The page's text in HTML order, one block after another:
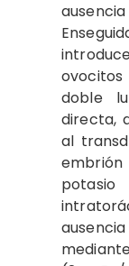
ovocitos
doble
directa,
al